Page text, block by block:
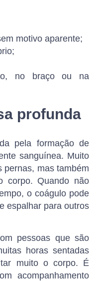
motivo aparente;
no braço ou na
profunda
pela formação de
sanguínea. Muito
pernas, mas também
corpo. Quando não
o coágulo pode
espalhar para outros
pessoas que são
horas sentadas
muito o corpo. É
acompanhamento